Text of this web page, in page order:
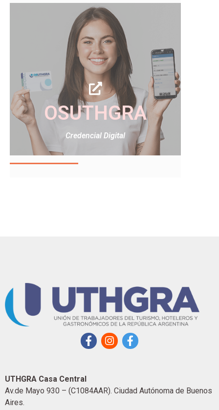
OSUTHGRA
Credencial Digital
UTHGRA Casa Central
Av.de Mayo 930 – (C1084AAR). Ciudad Autónoma de Buenos
Aires.